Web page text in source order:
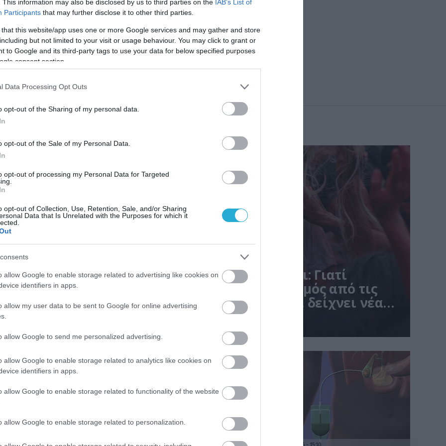
This information may also be disclosed by us to third parties on the IAB’s List of
Participants that may further disclose it to other third parties.
that this website/app uses one or more Google services and may gather and store
but not limited to your visit or usage behaviour. You may click to grant or
to Google and its third-party tags to use your data for below specified purposes
consent section.
Data Processing Opt Outs
opt-out of the Sharing of my personal data.
opt-out of the Sale of my Personal Data.
opt-out of processing my Personal Data for Targeted
opt-out of Collection, Use, Retention, Sale, and/or Sharing
Data that Is Unrelated with the Purposes for which it
allow Google to enable storage related to advertising like cookies on
identifiers in apps.
allow my user data to be sent to Google for online advertising
allow Google to send me personalized advertising.
allow Google to enable storage related to analytics like cookies on
identifiers in apps.
allow Google to enable storage related to functionality of the website
allow Google to enable storage related to personalization.
το πέντε. Η άσκηση αυτή θα ενδυναμώσει την
δυο μήνες τα αποτελέσματα θα είναι εμφανή.
ελέγχεται καλύτερα την ούρηση αλλά και τη
–
τα
ζωής
οι βασικοί μηχανισμοί γήρανσης
Δεν ήταν μόνο ηθικοί λόγοι: Γιατί
εξαφανίστηκε ο κανιβαλισμός από τις
ανθρώπινες κοινωνίες – Τι δείχνει νέα